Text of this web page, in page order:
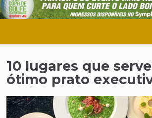
10 lugares que
ótimo prato